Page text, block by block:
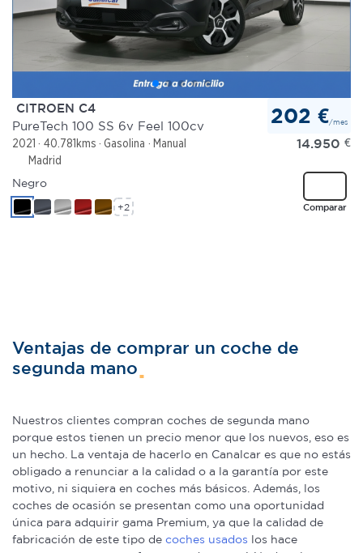
CITROEN C4
PureTech 100 SS 6v Feel 100cv
2021 40.781kms Gasolina
Manual
Madrid
202 €/mes
14.950 €
Comparar
Negro
+2
Ventajas de comprar un coche de
segunda mano
Nuestros clientes compran coches de segunda mano
porque estos tienen un precio menor que los nuevos, eso es
un hecho. La ventaja de hacerlo en Canalcar es que no estás
obligado a renunciar a la calidad o a la garantía por este
motivo, ni siquiera en coches más básicos. Además, los
coches de ocasión se presentan como una oportunidad
única para adquirir gama Premium, ya que la calidad de
fabricación de este tipo de coches usados los hace